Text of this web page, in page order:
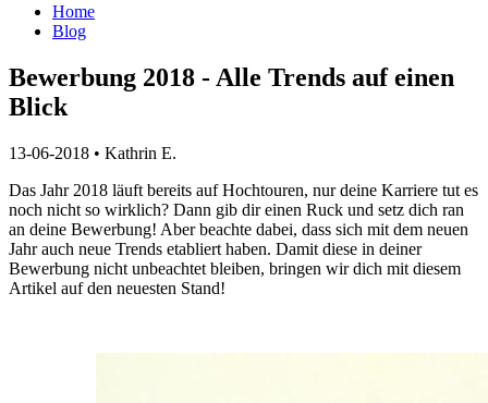
Home
Blog
Bewerbung 2018 - Alle Trends auf einen
Blick
13-06-2018 • Kathrin E.
Das Jahr 2018 läuft bereits auf Hochtouren, nur deine Karriere tut es
noch nicht so wirklich? Dann gib dir einen Ruck und setz dich ran
an deine Bewerbung! Aber beachte dabei, dass sich mit dem neuen
Jahr auch neue Trends etabliert haben. Damit diese in deiner
Bewerbung nicht unbeachtet bleiben, bringen wir dich mit diesem
Artikel auf den neuesten Stand!